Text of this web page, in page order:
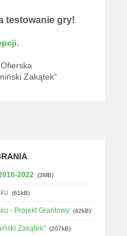
testowanie gry!
Zakątek”
2022 (3MB)
(61kB)
- Projekt Grantowy (42kB)
Zakątek" (207kB)